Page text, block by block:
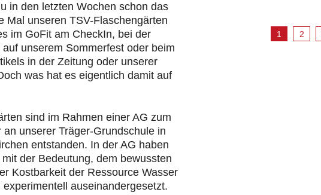
in den letzten Wochen schon das
Mal unseren TSV-Flaschengärten
im GoFit am CheckIn, bei der
unserem Sommerfest oder beim
in der Zeitung oder unserer
was hat es eigentlich damit auf
sind im Rahmen einer AG zum
an unserer Träger-Grundschule in
entstanden. In der AG haben
der Bedeutung, dem bewussten
Kostbarkeit der Ressource Wasser
auseinandergesetzt.
1 2